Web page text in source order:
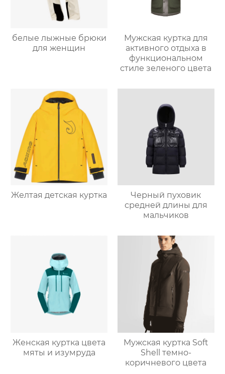
белые лыжные брюки
для женщин
Мужская куртка для
активного отдыха в
функциональном
стиле зеленого цвета
Желтая детская куртка
Черный пуховик
средней длины для
мальчиков
Женская куртка цвета
мяты и изумруда
Мужская куртка Soft
Shell темно-
коричневого цвета